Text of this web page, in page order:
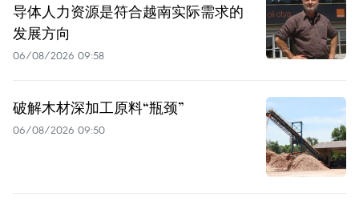
导体人力资源是符合越南实际需求的
发展方向
06/08/2026 09:58
破解木材深加工原料“瓶颈”
06/08/2026 09:50